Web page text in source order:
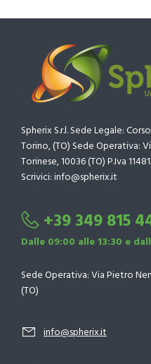
Spherix S.r.l. Sede Legale:
Torino, (TO) Sede Operativa:
Torinese, 10036 (TO) P.Iva
Scrivici: info@spherix.it
+39 349 815
Dalle 09:00 alle 13:30 e
Sede Operativa: Via Pietro
(TO)
info@spherix.it